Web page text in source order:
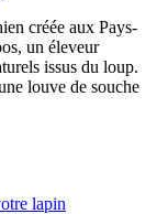
créée aux Pays-
un éleveur
issus du loup.
louve de souche
lapin